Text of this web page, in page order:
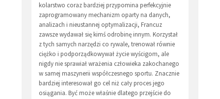
kolarstwo coraz bardziej przypomina perfekcyjnie
zaprogramowany mechanizm oparty na danych,
analizach i nieustannej optymalizacji, Francuz
zawsze wydawał się kimś odrobinę innym. Korzystał
z tych samych narzędzi co rywale, trenował równie
ciężko i podporządkowywał życie wyścigom, ale
nigdy nie sprawiał wrażenia człowieka zakochanego
w samej maszynerii współczesnego sportu. Znacznie
bardziej interesował go cel niż cały proces jego
osiągania. Być może właśnie dlatego przejście do